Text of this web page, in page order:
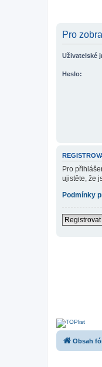
Pro
Uživatelské
Heslo:
Pro
ujistěte, že
Podmínky
Registrovat
Obsah